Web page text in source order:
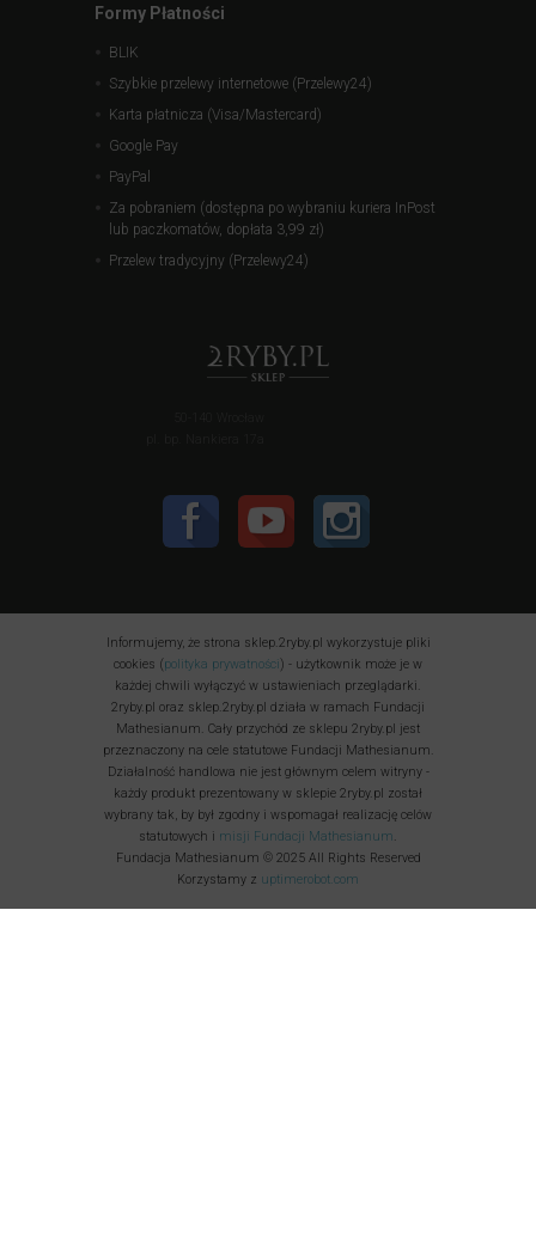
Formy Płatności
BLIK
Szybkie przelewy internetowe (Przelewy24)
Karta płatnicza (Visa/Mastercard)
Google Pay
PayPal
Za pobraniem (dostępna po wybraniu kuriera InPost
lub paczkomatów, dopłata 3,99 zł)
Przelew tradycyjny (Przelewy24)
Informujemy, że strona sklep.2ryby.pl wykorzystuje pliki
cookies (polityka prywatności) - użytkownik może je w
każdej chwili wyłączyć w ustawieniach przeglądarki.
2ryby.pl oraz sklep.2ryby.pl działa w ramach Fundacji
Mathesianum. Cały przychód ze sklepu 2ryby.pl jest
przeznaczony na cele statutowe Fundacji Mathesianum.
Działalność handlowa nie jest głównym celem witryny -
każdy produkt prezentowany w sklepie 2ryby.pl został
wybrany tak, by był zgodny i wspomagał realizację celów
statutowych i misji Fundacji Mathesianum.
Fundacja Mathesianum © 2025 All Rights Reserved
Korzystamy z uptimerobot.com